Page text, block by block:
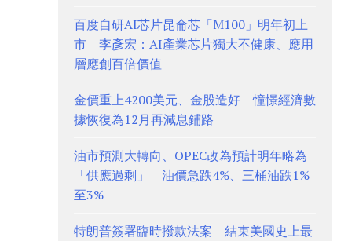
百度自研AI芯片昆侖芯「M100」明年初上
市 李彥宏：AI產業芯片獨大不健康、應用
層應創百倍價值
金價重上4200美元、金股造好 憧憬經濟數
據恢復為12月再減息鋪路
油市預測大轉向、OPEC改為預計明年略為
「供應過剩」 油價急跌4%、三桶油跌1%
至3%
特朗普簽署臨時撥款法案 結束美國史上最